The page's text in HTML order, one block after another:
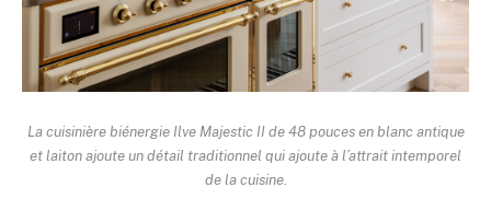
La cuisinière biénergie Ilve Majestic II de 48 pouces en blanc antique
et laiton ajoute un détail traditionnel qui ajoute à l’attrait intemporel
de la cuisine.